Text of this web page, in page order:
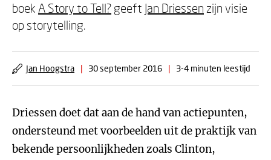
boek A Story to Tell? geeft Jan Driessen zijn visie
op storytelling.
Jan Hoogstra | 30 september 2016 | 3-4 minuten leestijd
Driessen doet dat aan de hand van actiepunten,
ondersteund met voorbeelden uit de praktijk van
bekende persoonlijkheden zoals Clinton,